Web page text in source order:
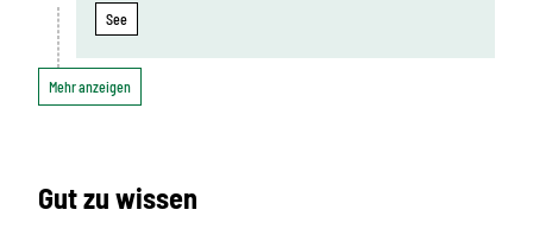
See
Mehr anzeigen
Gut zu wissen